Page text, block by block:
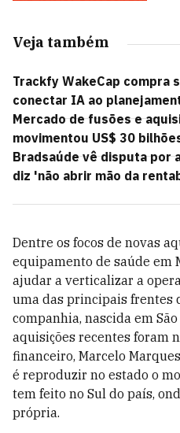
Veja também
Trackfy WakeCap compra
conectar IA ao
Mercado de fusões e
movimentou US$ 30
Bradsaúde vê disputa por
diz 'não abrir mão da
Dentre os focos de novas
equipamento de saúde em
ajudar a verticalizar a
uma das principais frentes
companhia, nascida em
aquisições recentes foram
financeiro, Marcelo
é reproduzir no estado o
tem feito no Sul do país,
própria.